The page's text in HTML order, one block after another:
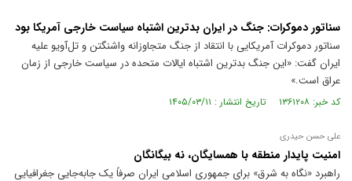
سناتور دموکرات: جنگ در ایران بدترین اشتباه سیاست خارجی آمریکا بود
سناتور دموکرات آمریکایی با انتقاد از جنگ متجاوزانه واشنگتن و تل‌آویو علیه
ایران گفت: «این جنگ بدترین اشتباه ایالات متحده در سیاست خارجی از زمان
عراق است.»
کد خبر: ۱۳۶۱۲۰۸ تاریخ انتشار : ۱۴۰۵/۰۳/۱۱
علی حسن حیدری
امنیت پایدار منطقه با همسایگان، نه بیگانگان
راهبرد «نگاه به شرق» برای جمهوری اسلامی ایران صرفاً یک جابه‌جایی جغرافیایی